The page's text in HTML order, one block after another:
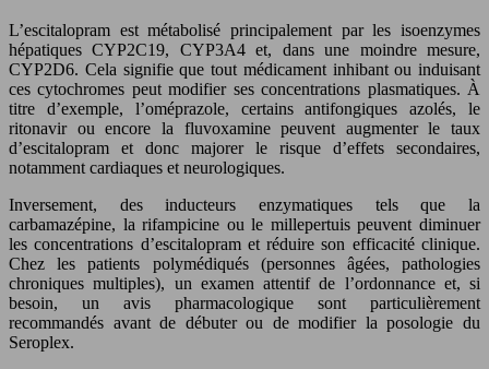
L’escitalopram est métabolisé principalement par les isoenzymes
hépatiques CYP2C19, CYP3A4 et, dans une moindre mesure,
CYP2D6. Cela signifie que tout médicament inhibant ou induisant
ces cytochromes peut modifier ses concentrations plasmatiques. À
titre d’exemple, l’oméprazole, certains antifongiques azolés, le
ritonavir ou encore la fluvoxamine peuvent augmenter le taux
d’escitalopram et donc majorer le risque d’effets secondaires,
notamment cardiaques et neurologiques.
Inversement, des inducteurs enzymatiques tels que la
carbamazépine, la rifampicine ou le millepertuis peuvent diminuer
les concentrations d’escitalopram et réduire son efficacité clinique.
Chez les patients polymédiqués (personnes âgées, pathologies
chroniques multiples), un examen attentif de l’ordonnance et, si
besoin, un avis pharmacologique sont particulièrement
recommandés avant de débuter ou de modifier la posologie du
Seroplex.